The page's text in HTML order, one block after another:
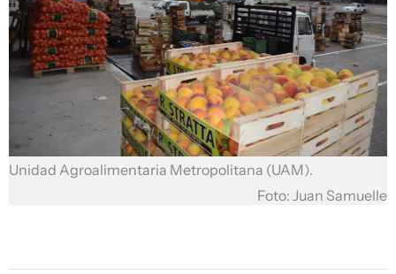
Unidad Agroalimentaria Metropolitana (UAM).
Foto: Juan Samuelle